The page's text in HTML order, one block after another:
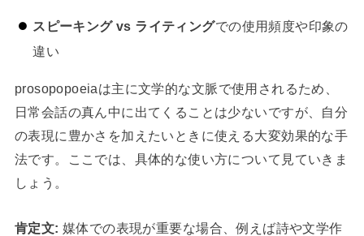
スピーキング vs ライティングでの使用頻度や印象の
違い
prosopopoeiaは主に文学的な文脈で使用されるため、
日常会話の真ん中に出てくることは少ないですが、自分
の表現に豊かさを加えたいときに使える大変効果的な手
法です。ここでは、具体的な使い方について見ていきま
しょう。
肯定文: 媒体での表現が重要な場合、例えば詩や文学作